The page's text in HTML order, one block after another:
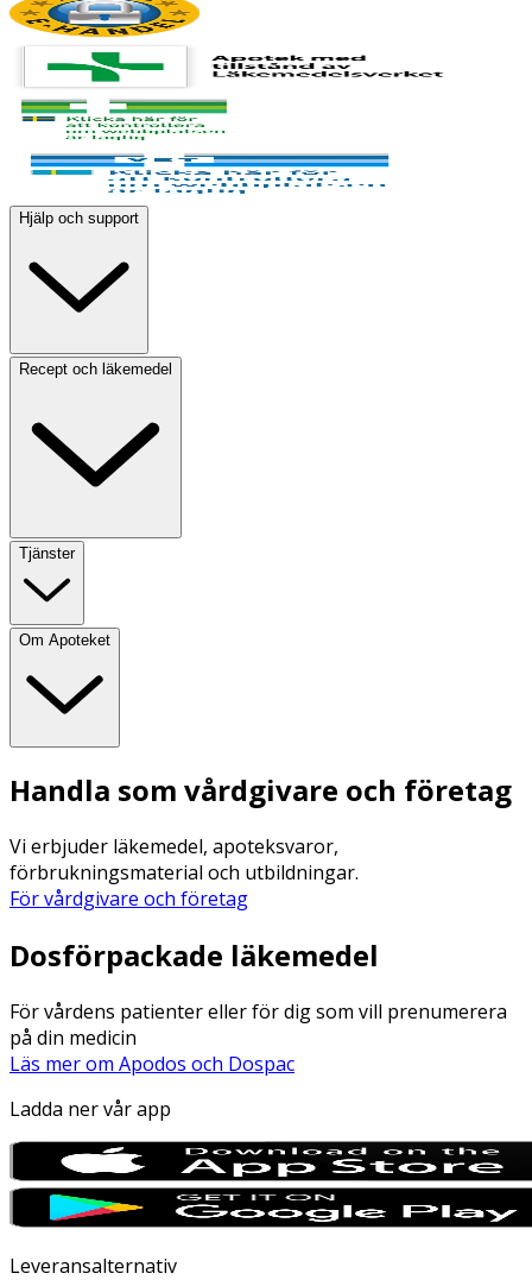
Hjälp och support
Recept och läkemedel
Tjänster
Om Apoteket
Handla som vårdgivare och företag
Vi erbjuder läkemedel, apoteksvaror,
förbrukningsmaterial och utbildningar.
För vårdgivare och företag
Dosförpackade läkemedel
För vårdens patienter eller för dig som vill prenumerera
på din medicin
Läs mer om Apodos och Dospac
Ladda ner vår app
Leveransalternativ